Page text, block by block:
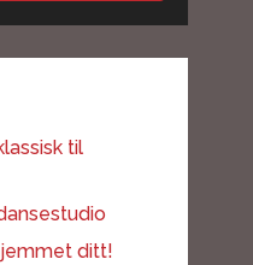
til
ditt!